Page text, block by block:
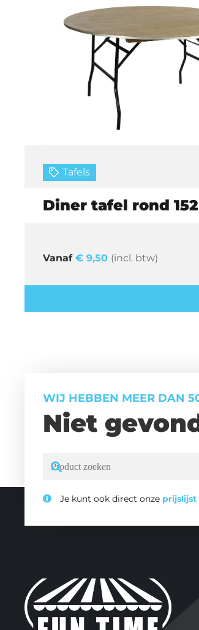
Tafels
Diner tafel rond
€ 9,50 (incl. btw)
WIJ HEBBEN MEER DAN
Niet
Je kunt ook direct onze prijslijst